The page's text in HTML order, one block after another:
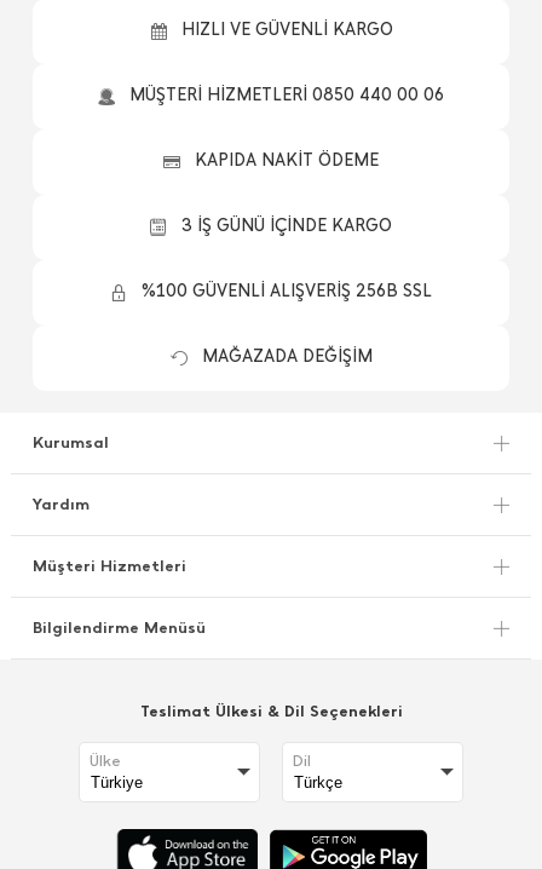
HIZLI VE GÜVENLİ KARGO
MÜŞTERİ HİZMETLERİ 0850 440 00 06
KAPIDA NAKİT ÖDEME
3 İŞ GÜNÜ İÇİNDE KARGO
%100 GÜVENLİ ALIŞVERİŞ 256B SSL
MAĞAZADA DEĞİŞİM
Kurumsal
Yardım
Müşteri Hizmetleri
Bilgilendirme Menüsü
Teslimat Ülkesi & Dil Seçenekleri
Ülke Dil